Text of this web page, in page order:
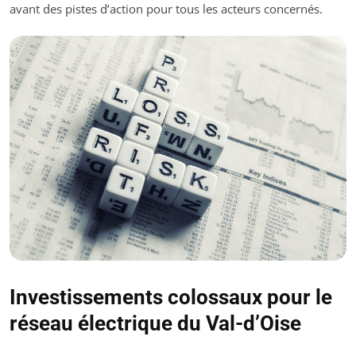
avant des pistes d’action pour tous les acteurs concernés.
Investissements colossaux pour le
réseau électrique du Val-d’Oise